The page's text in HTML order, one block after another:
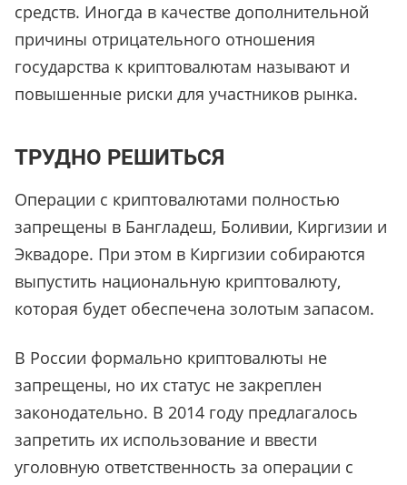
средств. Иногда в качестве дополнительной
причины отрицательного отношения
государства к криптовалютам называют и
повышенные риски для участников рынка.
ТРУДНО РЕШИТЬСЯ
Операции с криптовалютами полностью
запрещены в Бангладеш, Боливии, Киргизии и
Эквадоре. При этом в Киргизии собираются
выпустить национальную криптовалюту,
которая будет обеспечена золотым запасом.
В России формально криптовалюты не
запрещены, но их статус не закреплен
законодательно. В 2014 году предлагалось
запретить их использование и ввести
уголовную ответственность за операции с